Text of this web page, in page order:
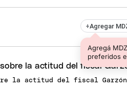
+Agregar
Agregá
preferidos
la actitud del fiscal